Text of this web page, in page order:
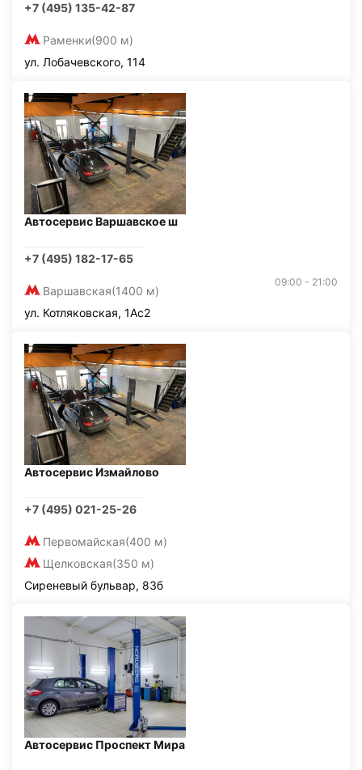
+7 (495) 135-42-87
Раменки(900 м)
ул. Лобачевского, 114
Автосервис Варшавское ш
+7 (495) 182-17-65
Варшавская(1400 м)
09:00 - 21:00
ул. Котляковская, 1Ас2
Автосервис Измайлово
+7 (495) 021-25-26
Первомайская(400 м)
Щелковская(350 м)
Сиреневый бульвар, 83б
Автосервис Проспект Мира